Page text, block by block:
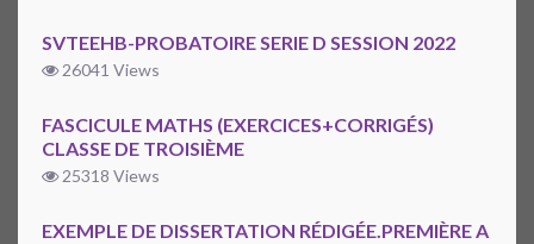
SVTEEHB-PROBATOIRE SERIE D SESSION 2022
26041 Views
FASCICULE MATHS (EXERCICES+CORRIGÉS)
CLASSE DE TROISIÈME
25318 Views
EXEMPLE DE DISSERTATION RÉDIGÉE.PREMIÈRE A